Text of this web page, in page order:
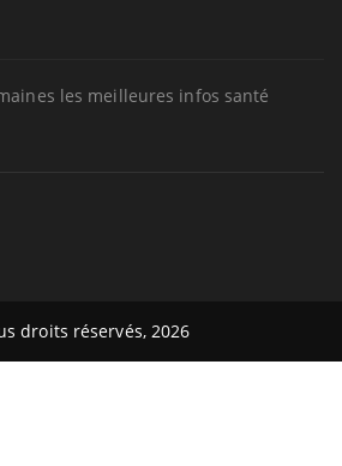
les meilleures infos santé
droits réservés, 2026